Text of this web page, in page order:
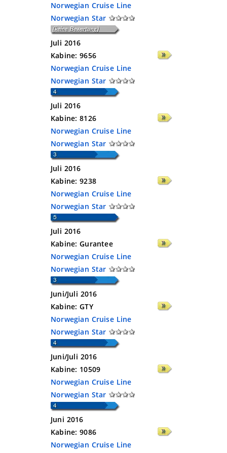
Norwegian Cruise Line
Norwegian Star
Juli 2016
Kabine:9656
Norwegian Cruise Line
Norwegian Star
Juli 2016
Kabine:8126
Norwegian Cruise Line
Norwegian Star
Juli 2016
Kabine:9238
Norwegian Cruise Line
Norwegian Star
Juli 2016
Kabine:Gurantee
Norwegian Cruise Line
Norwegian Star
Juni/Juli 2016
Kabine:GTY
Norwegian Cruise Line
Norwegian Star
Juni/Juli 2016
Kabine: 10509
Norwegian Cruise Line
Norwegian Star
Juni 2016
Kabine:9086
Norwegian Cruise Line